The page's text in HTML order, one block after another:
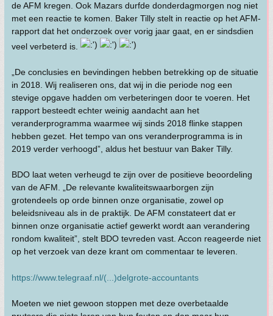
de AFM kregen. Ook Mazars durfde donderdagmorgen nog niet
met een reactie te komen. Baker Tilly stelt in reactie op het AFM-
rapport dat het onderzoek over vorig jaar gaat, en er sindsdien
veel verbeterd is.
„De conclusies en bevindingen hebben betrekking op de situatie
in 2018. Wij realiseren ons, dat wij in die periode nog een
stevige opgave hadden om verbeteringen door te voeren. Het
rapport besteedt echter weinig aandacht aan het
veranderprogramma waarmee wij sinds 2018 flinke stappen
hebben gezet. Het tempo van ons veranderprogramma is in
2019 verder verhoogd”, aldus het bestuur van Baker Tilly.
BDO laat weten verheugd te zijn over de positieve beoordeling
van de AFM. „De relevante kwaliteitswaarborgen zijn
grotendeels op orde binnen onze organisatie, zowel op
beleidsniveau als in de praktijk. De AFM constateert dat er
binnen onze organisatie actief gewerkt wordt aan verandering
rondom kwaliteit”, stelt BDO tevreden vast. Accon reageerde niet
op het verzoek van deze krant om commentaar te leveren.
https://www.telegraaf.nl/(...)delgrote-accountants
Moeten we niet gewoon stoppen met deze overbetaalde